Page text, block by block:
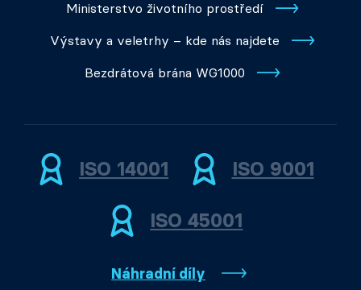
Ministerstvo životního prostředí
Výstavy a veletrhy – kde nás najdete
Bezdrátová brána WG1000
ISO 14001 ISO 9001
ISO 45001
Náhradní díly